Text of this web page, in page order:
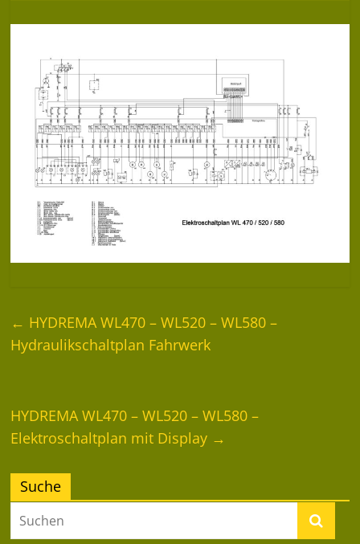
← HYDREMA WL470 – WL520 – WL580 –
Hydraulikschaltplan Fahrwerk
HYDREMA WL470 – WL520 – WL580 –
Elektroschaltplan mit Display →
Suche